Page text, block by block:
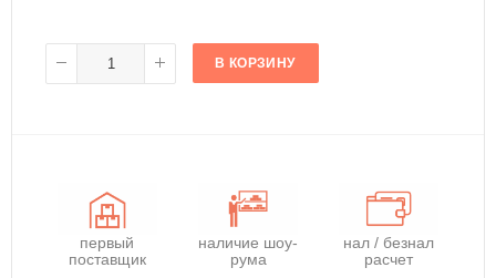
В КОРЗИНУ
первый
поставщик
наличие шоу-
рума
нал / безнал
расчет